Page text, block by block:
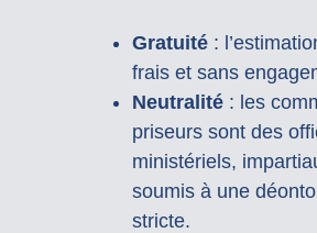
Gratuité:
frais et sans
Neutralité: les
priseurs sont des
ministériels,
soumis à une
stricte.